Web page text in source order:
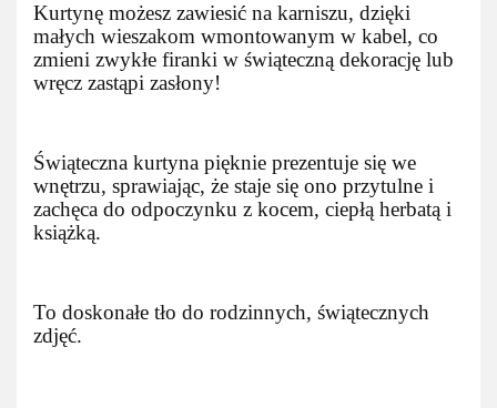
Kurtynę możesz zawiesić na karniszu, dzięki
małych wieszakom wmontowanym w kabel, co
zmieni zwykłe firanki w świąteczną dekorację lub
wręcz zastąpi zasłony!
Świąteczna kurtyna pięknie prezentuje się we
wnętrzu, sprawiając, że staje się ono przytulne i
zachęca do odpoczynku z kocem, ciepłą herbatą i
książką.
To doskonałe tło do rodzinnych, świątecznych
zdjęć.